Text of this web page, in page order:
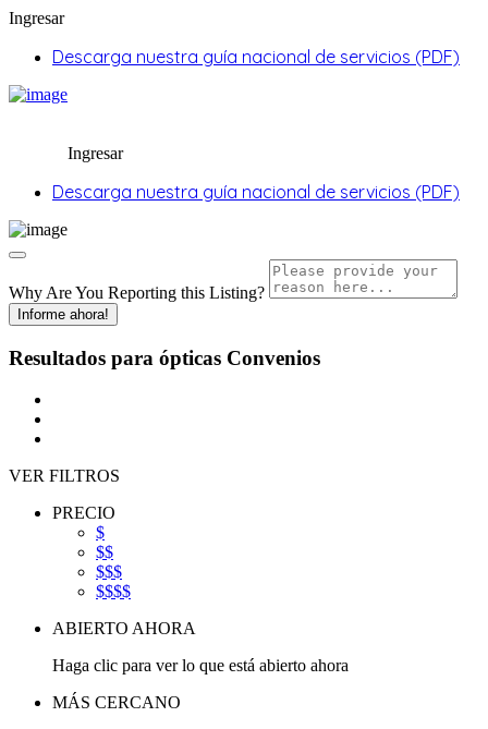
Ingresar
Descarga nuestra guía nacional de servicios (PDF)
Ingresar
Descarga nuestra guía nacional de servicios (PDF)
Why Are You Reporting this Listing?
Informe ahora!
Resultados para ópticas Convenios
VER FILTROS
PRECIO
$
$$
$$$
$$$$
ABIERTO AHORA
Haga clic para ver lo que está abierto ahora
MÁS CERCANO